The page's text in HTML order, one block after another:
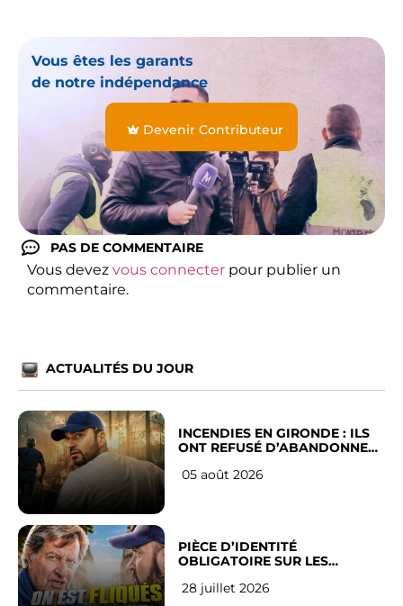
Vous êtes les garants
de notre indépendance
Devenir Contributeur
PAS DE COMMENTAIRE
Vous devez vous connecter pour publier un
commentaire.
ACTUALITÉS DU JOUR
INCENDIES EN GIRONDE : ILS
ONT REFUSÉ D’ABANDONNER
05 août 2026
PIÈCE D’IDENTITÉ
OBLIGATOIRE SUR LES
Français
28 juillet 2026